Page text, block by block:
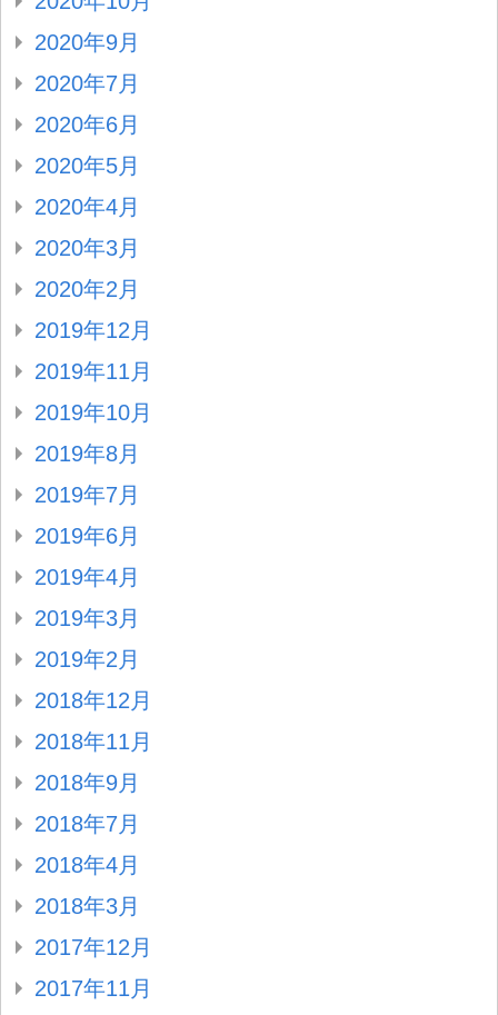
2020年9月
2020年7月
2020年6月
2020年5月
2020年4月
2020年3月
2020年2月
2019年12月
2019年11月
2019年10月
2019年8月
2019年7月
2019年6月
2019年4月
2019年3月
2019年2月
2018年12月
2018年11月
2018年9月
2018年7月
2018年4月
2018年3月
2017年12月
2017年11月